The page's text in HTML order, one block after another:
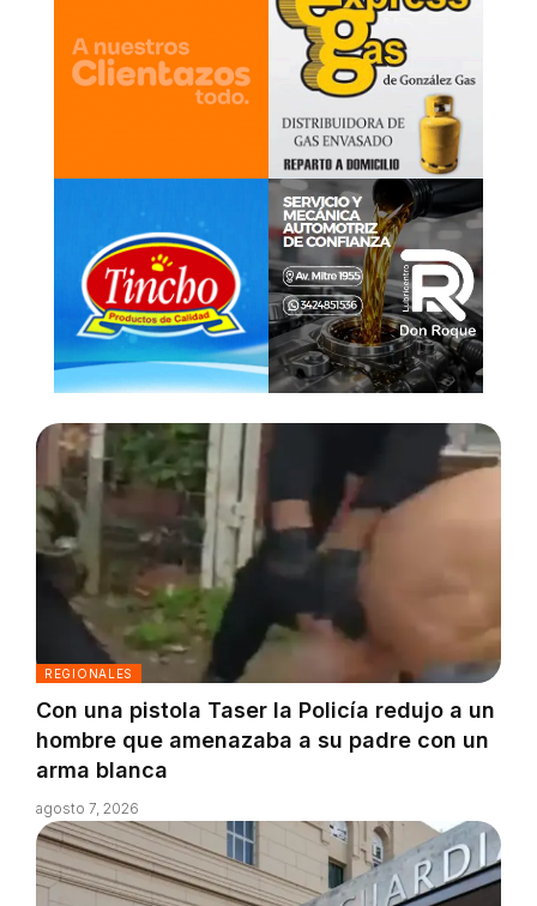
REGIONALES
Con una pistola Taser la Policía redujo a un
hombre que amenazaba a su padre con un
arma blanca
agosto 7, 2026